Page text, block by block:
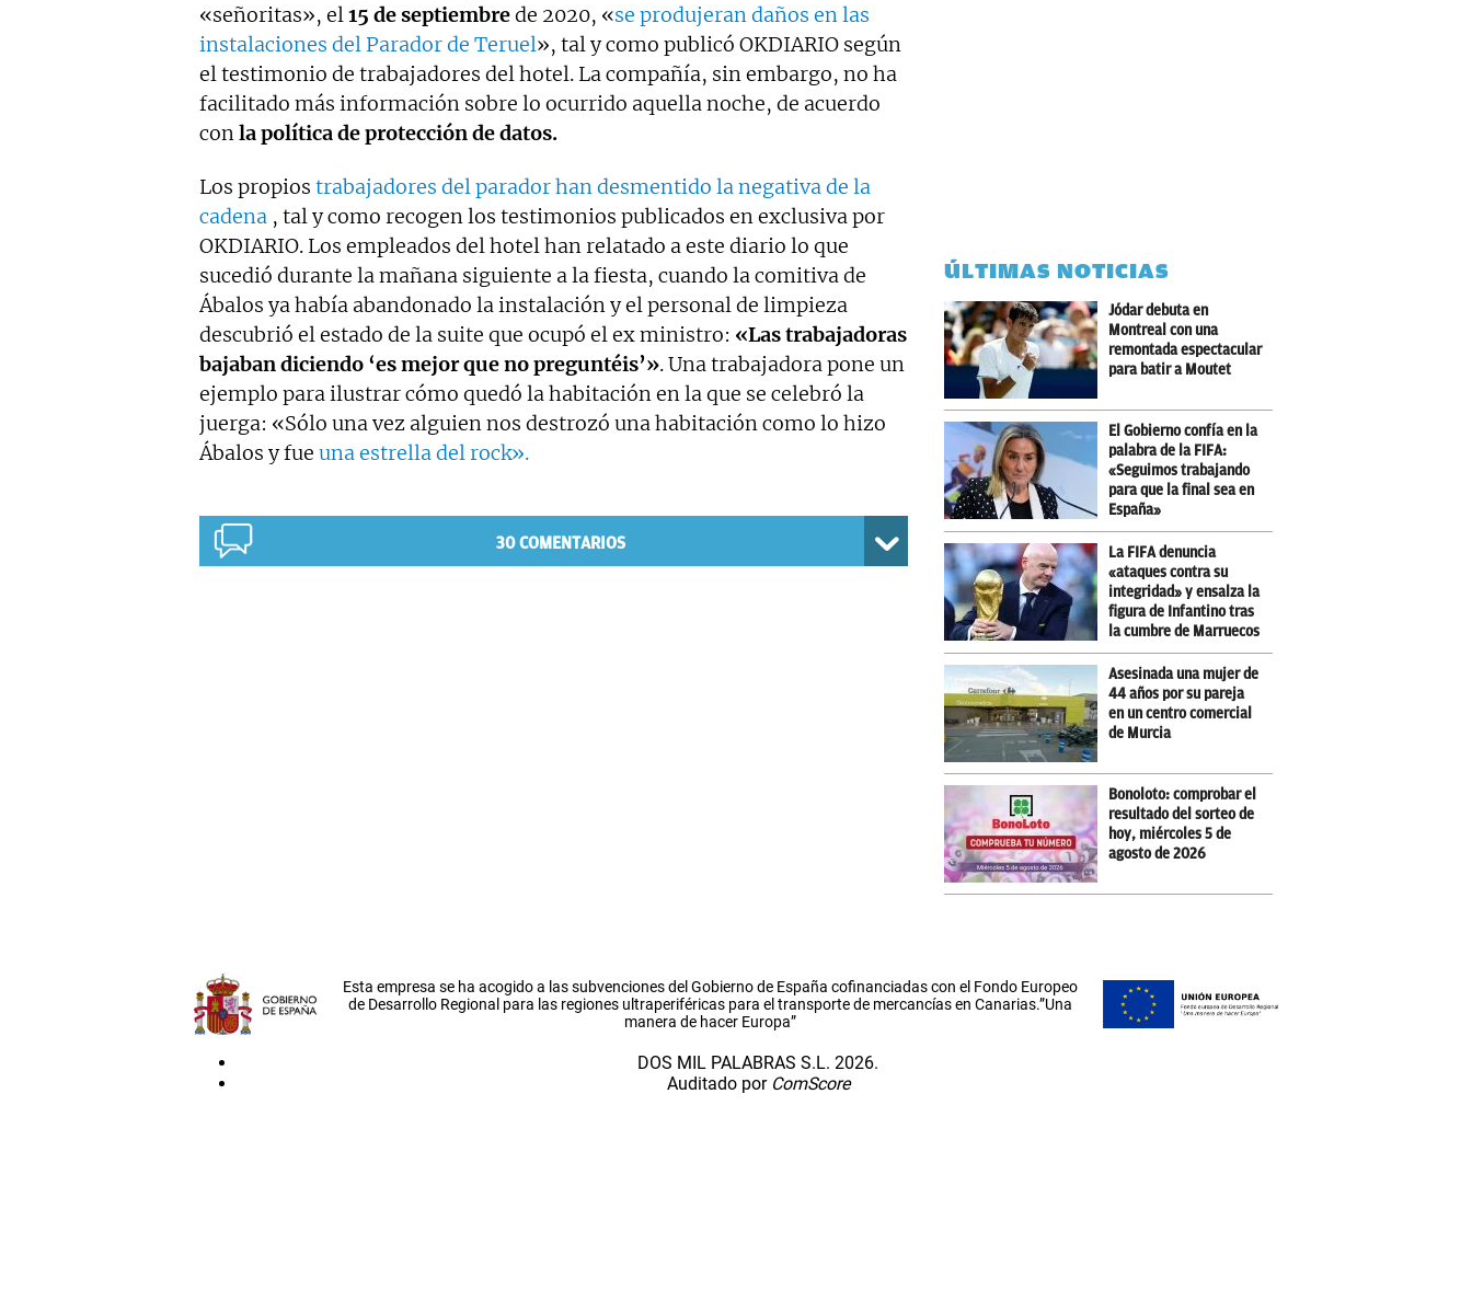
«señoritas», el15 de septiembrede 2020, «se produjeran daños en las
instalaciones del Parador de Teruel», tal y como publicó OKDIARIO según
el testimonio de trabajadores del hotel. La compañía, sin embargo, no ha
facilitado más información sobre lo ocurrido aquella noche, de acuerdo
conla política de protección de datos.
Los propios trabajadores del parador han desmentido la negativa de la
cadena , tal y como recogen los testimonios publicados en exclusiva por
OKDIARIO. Los empleados del hotel han relatado a este diario lo que
sucedió durante la mañana siguiente a la fiesta, cuando la comitiva de
Ábalos ya había abandonado la instalación y el personal de limpieza
descubrió el estado de la suite que ocupó el ex ministro: «Las trabajadoras
bajaban diciendo ‘es mejor que no preguntéis’». Una trabajadora pone un
ejemplo para ilustrar cómo quedó la habitación en la que se celebró la
juerga: «Sólo una vez alguien nos destrozó una habitación como lo hizo
Ábalos y fue una estrella del rock».
30COMENTARIOS
ÚLTIMAS NOTICIAS
Jódar debuta en
Montreal con una
remontada espectacular
para batir a Moutet
El Gobierno confía en la
palabra de la FIFA:
«Seguimos trabajando
para que la final sea en
España»
La FIFA denuncia
«ataques contra su
integridad» y ensalza la
figura de Infantino tras
la cumbre de Marruecos
Asesinada una mujer de
44 años por su pareja
en un centro comercial
de Murcia
Bonoloto: comprobar el
resultado del sorteo de
hoy, miércoles 5 de
agosto de 2026
Esta empresa se ha acogido a las subvenciones del Gobierno de España cofinanciadas con el Fondo Europeo
de Desarrollo Regional para las regiones ultraperiféricas para el transporte de mercancías en Canarias.”Una
manera de hacer Europa”
DOS MIL PALABRAS S.L. 2026.
Auditado por ComScore